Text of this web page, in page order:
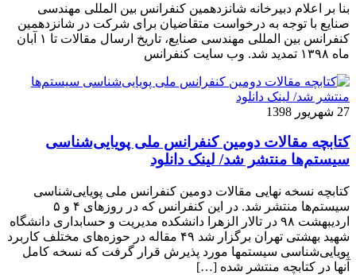
بنا بر اعلام دبیرخانه شانزدهمین کنفرانس بین المللی مهندسی
صنایع با توجه به درخواست متقاضیان برای شرکت در شانزدهمین
کنفرانس بین المللی مهندسی صنایع، تاریخ ارسال مقالات تا ۱ آبان
ماه ۱۳۹۸ تمدید شد. وب سایت کنفرانس
27 شهریور 1398
کتابچه مقالات دومین کنفرانس ملی پویایی‌شناسی
سیستم‌ها منتشر شد/ لینک دانلود
کتابچه نسخه نهایی مقالات دومین کنفرانس ملی پویایی‌شناسی
سیستم‌ها منتشر شد. در این کنفرانس که در روزهای ۴ و ۵
اردیبهشت ۹۸ در تالار الزهرا دانشکده مدیریت و حسابداری دانشگاه
شهید بهشتی تهران برگزار شد ۴۹ مقاله در حوزه‌های مختلف کاربرد
پویایی‌شناسی سیستمها مورد پذیرش قرار گرفت که نسخه کامل
آنها در کتابچه منتشر شده […]